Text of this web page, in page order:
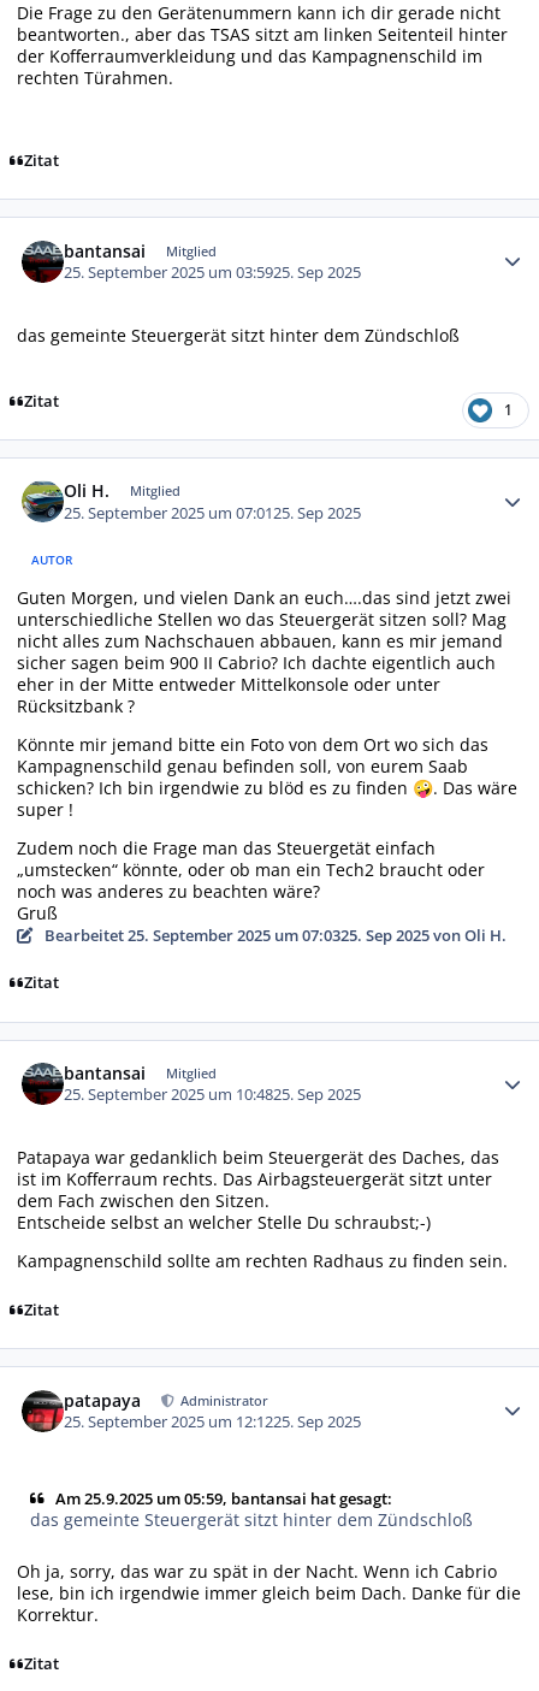
Die Frage zu den Gerätenummern kann ich dir gerade nicht
beantworten., aber das TSAS sitzt am linken Seitenteil hinter
der Kofferraumverkleidung und das Kampagnenschild im
rechten Türahmen.
Zitat
bantansai Mitglied
25. September 2025 um 03:5925. Sep 2025
das gemeinte Steuergerät sitzt hinter dem Zündschloß
Zitat 1
Oli H. Mitglied
25. September 2025 um 07:0125. Sep 2025
AUTOR
Guten Morgen, und vielen Dank an euch….das sind jetzt zwei
unterschiedliche Stellen wo das Steuergerät sitzen soll? Mag
nicht alles zum Nachschauen abbauen, kann es mir jemand
sicher sagen beim 900 II Cabrio? Ich dachte eigentlich auch
eher in der Mitte entweder Mittelkonsole oder unter
Rücksitzbank ?
Könnte mir jemand bitte ein Foto von dem Ort wo sich das
Kampagnenschild genau befinden soll, von eurem Saab
schicken? Ich bin irgendwie zu blöd es zu finden 🤪. Das wäre
super !
Zudem noch die Frage man das Steuergetät einfach
„umstecken“ könnte, oder ob man ein Tech2 braucht oder
noch was anderes zu beachten wäre?
Gruß
Bearbeitet25. September 2025 um 07:0325. Sep 2025von Oli H.
Zitat
bantansai Mitglied
25. September 2025 um 10:4825. Sep 2025
Patapaya war gedanklich beim Steuergerät des Daches, das
ist im Kofferraum rechts. Das Airbagsteuergerät sitzt unter
dem Fach zwischen den Sitzen.
Entscheide selbst an welcher Stelle Du schraubst;-)
Kampagnenschild sollte am rechten Radhaus zu finden sein.
Zitat
patapaya Administrator
25. September 2025 um 12:1225. Sep 2025
Am 25.9.2025 um 05:59, bantansai hat gesagt:
das gemeinte Steuergerät sitzt hinter dem Zündschloß
Oh ja, sorry, das war zu spät in der Nacht. Wenn ich Cabrio
lese, bin ich irgendwie immer gleich beim Dach. Danke für die
Korrektur.
Zitat